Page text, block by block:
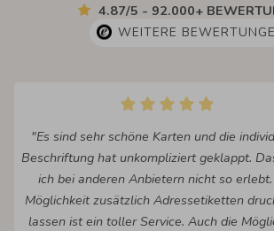
4.87/5 - 92.000+
WEITERE
"Es sind sehr schöne Karten und die
Beschriftung hat unkompliziert geklappt.
ich bei anderen Anbietern nicht so
Möglichkeit zusätzlich Adressetiketten
lassen ist ein toller Service. Auch die